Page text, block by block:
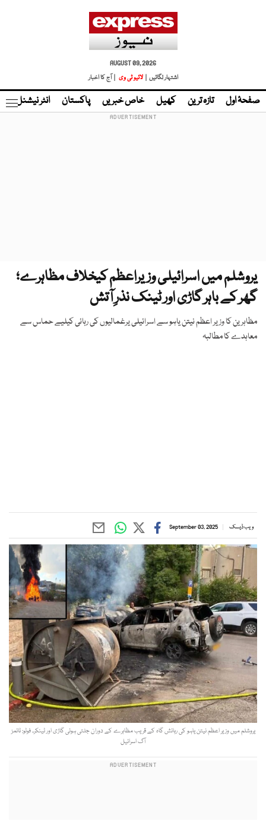
AUGUST 09, 2026
اشتہار لگائیں |
لائیو ٹی وی | آج کا اخبار
صفحۂ اول تازہ ترین کھیل خاص خبریں پاکستان انٹر نیشنل
یروشلم میں اسرائیلی وزیراعظم کیخلاف مظاہرے؛
گھر کے باہر گاڑی اور ٹینک نذرِ آتش
مظاہرین کا وزیر اعظم نیتن یاہو سے اسرائیلی یرغمالیوں کی رہائی کیلیے حماس سے
معاہدے کا مطالبہ
ویب ڈیسک September 03, 2025
یروشلم میں وزیر اعظم نیتن یاہو کی رہائش گاہ کے قریب مظاہرے کے دوران جلتی ہوئی گاڑی اور ٹینکر۔ فوٹو: ٹائمز
آگ اسرائیل